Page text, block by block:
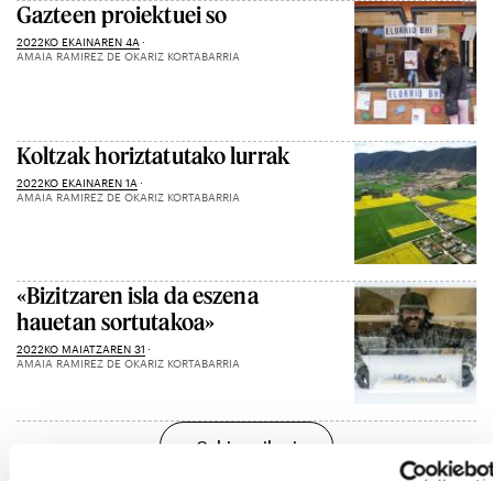
Gazteen proiektuei so
2022KO EKAINAREN 4A
AMAIA RAMIREZ DE OKARIZ KORTABARRIA
Koltzak horiztatutako lurrak
2022KO EKAINAREN 1A
AMAIA RAMIREZ DE OKARIZ KORTABARRIA
«Bizitzaren isla da eszena
hauetan sortutakoa»
2022KO MAIATZAREN 31
AMAIA RAMIREZ DE OKARIZ KORTABARRIA
Gehiago ikusi